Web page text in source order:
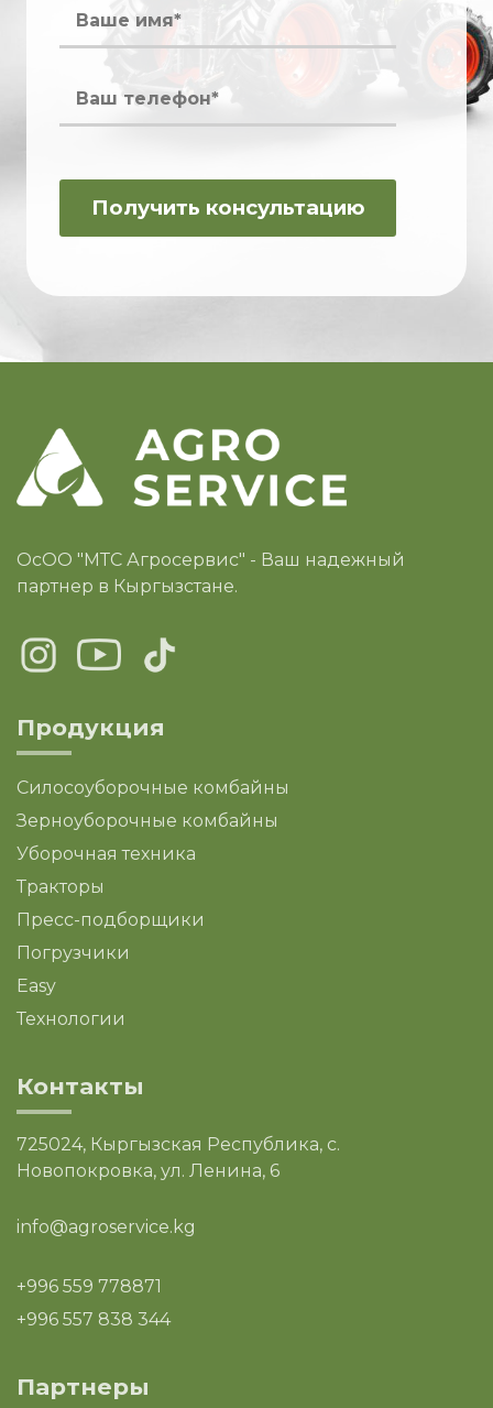
ОсОО "МТС Агросервис" - Ваш надежный
партнер в Кыргызстане.
Партнеры
Продукция
Силосоуборочные комбайны
Зерноуборочные комбайны
Уборочная техника
Тракторы
Пресс-подборщики
Погрузчики
Easy
Технологии
Контакты
725024, Кыргызская Республика, с.
Новопокровка, ул. Ленина, 6
info@agroservice.kg
+996 559 778871
+996 557 838 344